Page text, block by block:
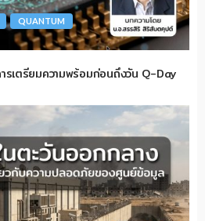
QUANTUM
รเตรียมความพร้อมก่อนถึงวัน Q-Day